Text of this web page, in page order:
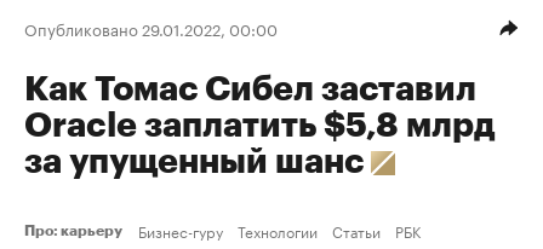
Опубликовано 29.01.2022, 00:00
Как Томас Cибел заставил
Oracle заплатить $5,8 млрд
за упущенный шанс
Про: карьеру Бизнес-гуру Технологии Статьи РБК